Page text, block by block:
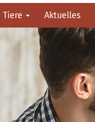
Tiere Aktuelles